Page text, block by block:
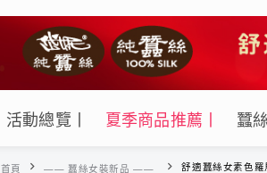
活動總覽丨 夏季商品推薦丨 蠶
首頁 —— 蠶絲女裝新品 —— 舒適蠶絲女素色羅馬領